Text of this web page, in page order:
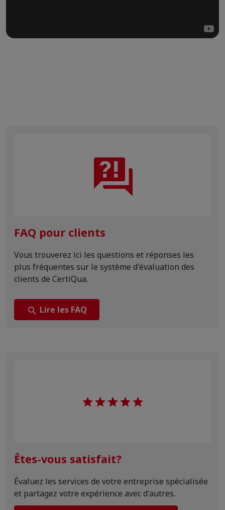
FAQ pour clients
Vous trouverez ici les questions et réponses les
plus fréquentes sur le système d'évaluation des
clients de CertiQua.
Lire les FAQ
Êtes-vous satisfait?
Évaluez les services de votre entreprise spécialisée
et partagez votre expérience avec d'autres.